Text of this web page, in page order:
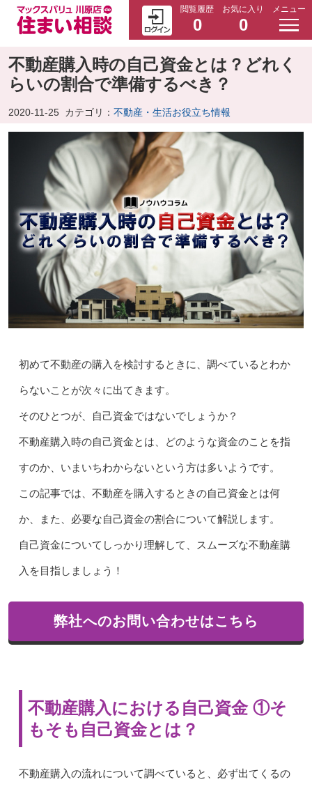
閲覧履歴
0
お気に入り
0
メニュー
不動産購入時の自己資金とは？どれく
らいの割合で準備するべき？
2020-11-25 カテゴリ： 不動産・生活お役立ち情報
初めて不動産の購入を検討するときに、調べているとわか
らないことが次々に出てきます。
そのひとつが、自己資金ではないでしょうか？
不動産購入時の自己資金とは、どのような資金のことを指
すのか、いまいちわからないという方は多いようです。
この記事では、不動産を購入するときの自己資金とは何
か、また、必要な自己資金の割合について解説します。
自己資金についてしっかり理解して、スムーズな不動産購
入を目指しましょう！
弊社へのお問い合わせはこちら
不動産購入における自己資金 ①そ
もそも自己資金とは？
不動産購入の流れについて調べていると、必ず出てくるの